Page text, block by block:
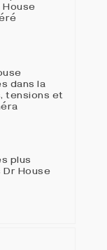
dans la
tensions et
plus
House